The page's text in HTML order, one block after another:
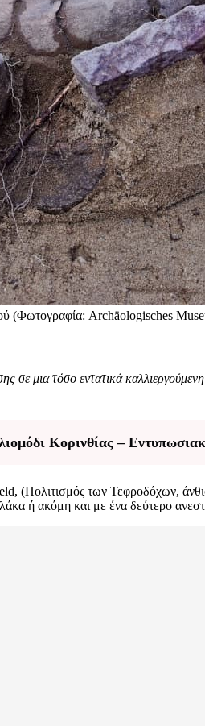
(Φωτογραφία: Archäologisches
σε μια τόσο εντατικά
Κορινθίας –
(Πολιτισμός των Τεφροδόχων,
ή ακόμη και με ένα δεύτερο